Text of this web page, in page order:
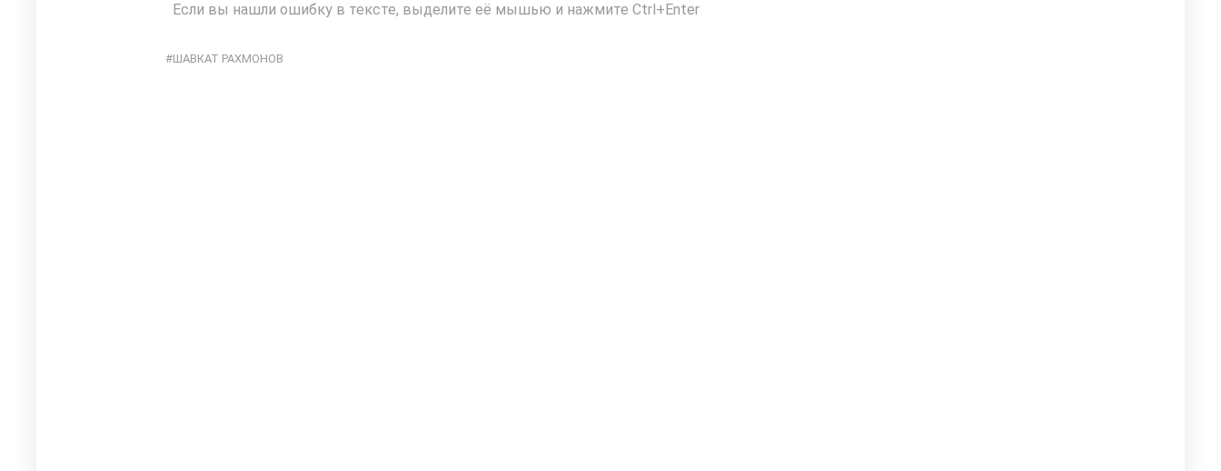
Если вы нашли ошибку в тексте, выделите её мышью и нажмите Ctrl+Enter
ШАВКАТ РАХМОНОВ